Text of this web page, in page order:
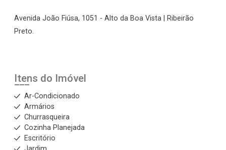
Avenida João Fiúsa, 1051 - Alto da Boa Vista | Ribeirão
Preto.
Itens do Imóvel
Ar-Condicionado
Armários
Churrasqueira
Cozinha Planejada
Escritório